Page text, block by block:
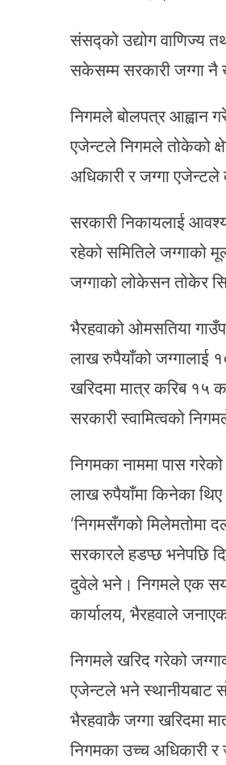
संसद्को उद्योग वाणिज्य
सकेसम्म सरकारी जग्गा नै
निगमले बोलपत्र आह्वान
एजेन्टले निगमले तोकेको
अधिकारी र जग्गा
सरकारी निकायलाई
रहेको समितिले जग्गाको
जग्गाको लोकेसन तोकेर
भैरहवाको ओमसतिया
लाख रुपैयाँको जग्गालाई
खरिदमा मात्र करिब १५
सरकारी स्वामित्वको
निगमका नाममा पास
लाख रुपैयाँमा किनेका
‘निगमसँगको मिलेमतोमा
सरकारले हडप्छ भनेपछि
दुवेले भने। निगमले एक सय
कार्यालय, भैरहवाले
निगमले खरिद गरेको
एजेन्टले भने स्थानीयबाट
भैरहवाकै जग्गा खरिदमा
निगमका उच्च अधिकारी